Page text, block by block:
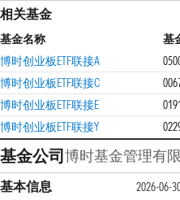
相关基金
基金名称 基
博时创业板ETF联接A
博时创业板ETF联接C
博时创业板ETF联接E
博时创业板ETF联接Y
基金公司博时基金管理有
基本信息 2026-06-